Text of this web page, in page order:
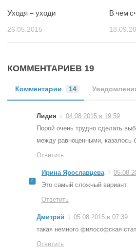
Уходя – уходи
26.05.2015
В чем
КОММЕНТАРИЕВ 19
Комментарии 14
Лидия
04.08.2015 в 19:59
Порой очень трудно сделать
между равноценными, казалось
Ответить
Ирина Ярославцева
Это самый сложный вариант.
Ответить
Дмитрий
05.08.2015 в 07:39
такая немного философская
Ответить